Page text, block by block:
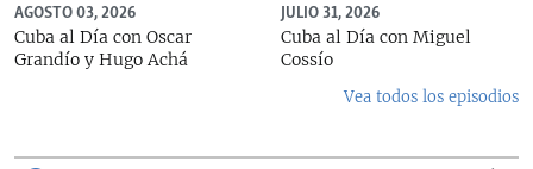
AGOSTO 03, 2026
Cuba al Día con Oscar
Grandío y Hugo Achá
JULIO 31, 2026
Cuba al Día con Miguel
Cossío
Vea todos los episodios